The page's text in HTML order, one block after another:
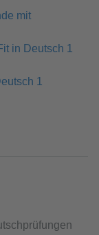
mit
in Deutsch 1
1